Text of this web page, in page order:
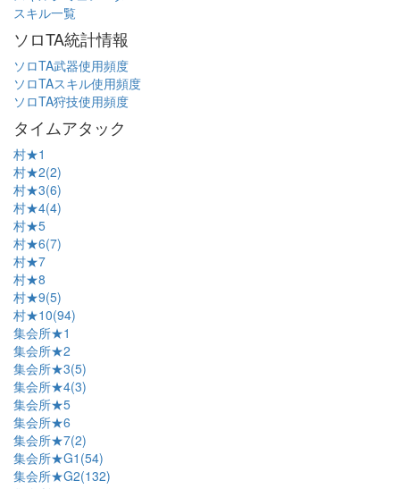
スキル一覧
ソロTA統計情報
ソロTA武器使用頻度
ソロTAスキル使用頻度
ソロTA狩技使用頻度
タイムアタック
村★1
村★2(2)
村★3(6)
村★4(4)
村★5
村★6(7)
村★7
村★8
村★9(5)
村★10(94)
集会所★1
集会所★2
集会所★3(5)
集会所★4(3)
集会所★5
集会所★6
集会所★7(2)
集会所★G1(54)
集会所★G2(132)